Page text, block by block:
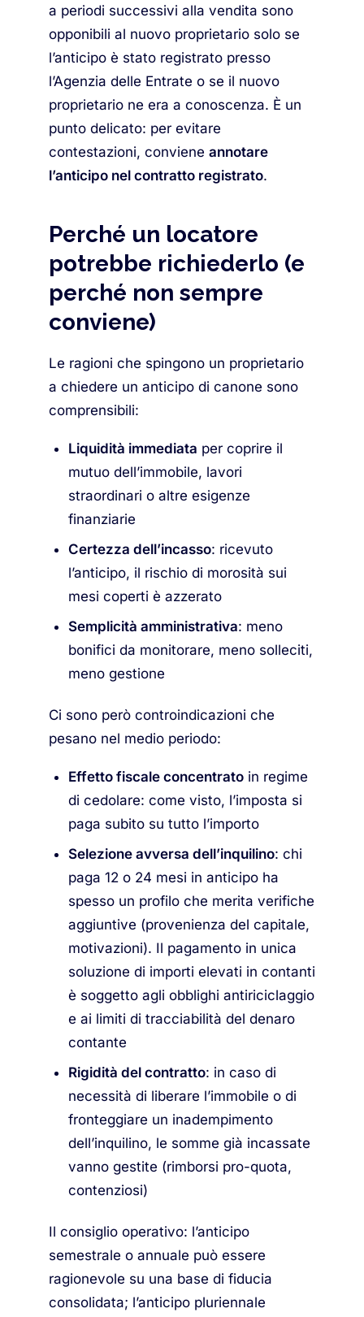
a periodi successivi alla vendita sono
opponibili al nuovo proprietario solo se
l’anticipo è stato registrato presso
l’Agenzia delle Entrate o se il nuovo
proprietario ne era a conoscenza. È un
punto delicato: per evitare
contestazioni, conviene annotare
l’anticipo nel contratto registrato.
Perché un locatore
potrebbe richiederlo (e
perché non sempre
conviene)
Le ragioni che spingono un proprietario
a chiedere un anticipo di canone sono
comprensibili:
Liquidità immediata per coprire il
mutuo dell’immobile, lavori
straordinari o altre esigenze
finanziarie
Certezza dell’incasso: ricevuto
l’anticipo, il rischio di morosità sui
mesi coperti è azzerato
Semplicità amministrativa: meno
bonifici da monitorare, meno solleciti,
meno gestione
Ci sono però controindicazioni che
pesano nel medio periodo:
Effetto fiscale concentrato in regime
di cedolare: come visto, l’imposta si
paga subito su tutto l’importo
Selezione avversa dell’inquilino: chi
paga 12 o 24 mesi in anticipo ha
spesso un profilo che merita verifiche
aggiuntive (provenienza del capitale,
motivazioni). Il pagamento in unica
soluzione di importi elevati in contanti
è soggetto agli obblighi antiriciclaggio
e ai limiti di tracciabilità del denaro
contante
Rigidità del contratto: in caso di
necessità di liberare l’immobile o di
fronteggiare un inadempimento
dell’inquilino, le somme già incassate
vanno gestite (rimborsi pro-quota,
contenziosi)
Il consiglio operativo: l’anticipo
semestrale o annuale può essere
ragionevole su una base di fiducia
consolidata; l’anticipo pluriennale